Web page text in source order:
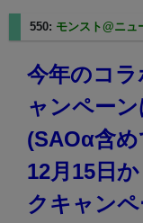
550: モンスト@ニュ
今年のコ
ャンペー
(SAOα含
12月15日
クキャン